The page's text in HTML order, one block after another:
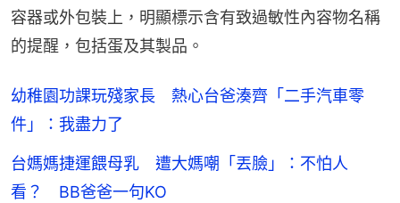
容器或外包裝上，明顯標示含有致過敏性內容物名稱
的提醒，包括蛋及其製品。
幼稚園功課玩殘家長 熱心台爸湊齊「二手汽車零
件」：我盡力了
台媽媽捷運餵母乳 遭大媽嘲「丟臉」：不怕人
看？ BB爸爸一句KO